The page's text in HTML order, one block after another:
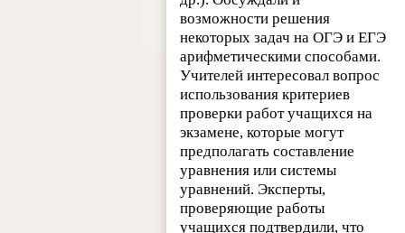
возможности решения
некоторых задач на ОГЭ и ЕГЭ
арифметическими способами.
Учителей интересовал вопрос
использования критериев
проверки работ учащихся на
экзамене, которые могут
предполагать составление
уравнения или системы
уравнений. Эксперты,
проверяющие работы
учащихся подтвердили, что